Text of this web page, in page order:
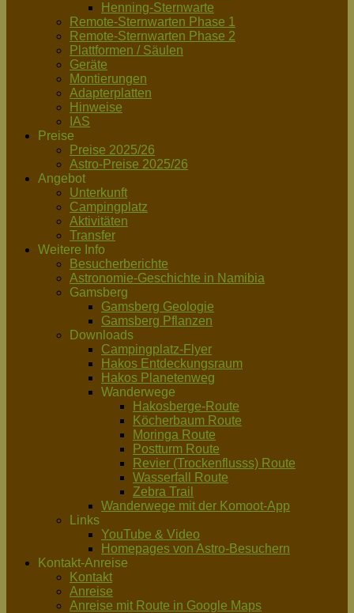
Henning-Sternwarte
Remote-Sternwarten Phase 1
Remote-Sternwarten Phase 2
Plattformen / Säulen
Geräte
Montierungen
Adapterplatten
Hinweise
IAS
Preise
Preise 2025/26
Astro-Preise 2025/26
Angebot
Unterkunft
Campingplatz
Aktivitäten
Transfer
Weitere Info
Besucherberichte
Astronomie-Geschichte in Namibia
Gamsberg
Gamsberg Geologie
Gamsberg Pflanzen
Downloads
Campingplatz-Flyer
Hakos Entdeckungsraum
Hakos Planetenweg
Wanderwege
Hakosberge-Route
Köcherbaum Route
Moringa Route
Postturm Route
Revier (Trockenflusss) Route
Wasserfall Route
Zebra Trail
Wanderwege mit der Komoot-App
Links
YouTube & Video
Homepages von Astro-Besuchern
Kontakt-Anreise
Kontakt
Anreise
Anreise mit Route in Google Maps